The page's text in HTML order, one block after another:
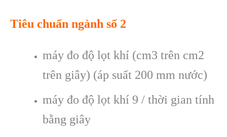
Tiêu chuẩn ngành số 2
máy đo độ lọt khí (cm3 trên cm2
trên giây) (áp suất 200 mm nước)
máy đo độ lọt khí 9 / thời gian tính
bằng giây